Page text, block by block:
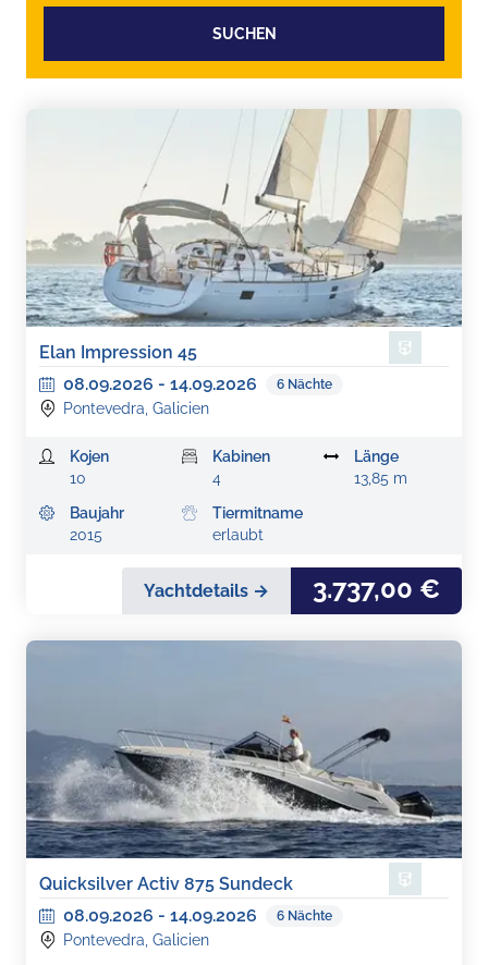
SUCHEN
Elan Impression 45
08.09.2026 - 14.09.2026 6 Nächte
Pontevedra, Galicien
Kojen
10
Kabinen
4
Länge
13,85 m
Baujahr
2015
Tiermitname
erlaubt
Yachtdetails → 3.737,00 €
Quicksilver Activ 875 Sundeck
08.09.2026 - 14.09.2026 6 Nächte
Pontevedra, Galicien